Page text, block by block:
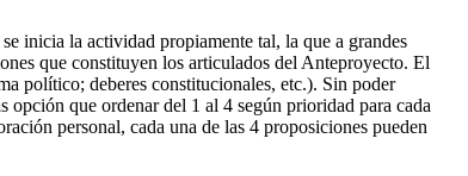
inicia la actividad propiamente tal, la que a grandes
que constituyen los articulados del Anteproyecto. El
político; deberes constitucionales, etc.). Sin poder
opción que ordenar del 1 al 4 según prioridad para cada
personal, cada una de las 4 proposiciones pueden